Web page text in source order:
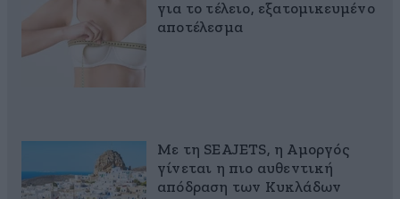
για το τέλειο, εξατομικευμένο
αποτέλεσμα
Με τη SEAJETS, η Αμοργός
γίνεται η πιο αυθεντική
απόδραση των Κυκλάδων